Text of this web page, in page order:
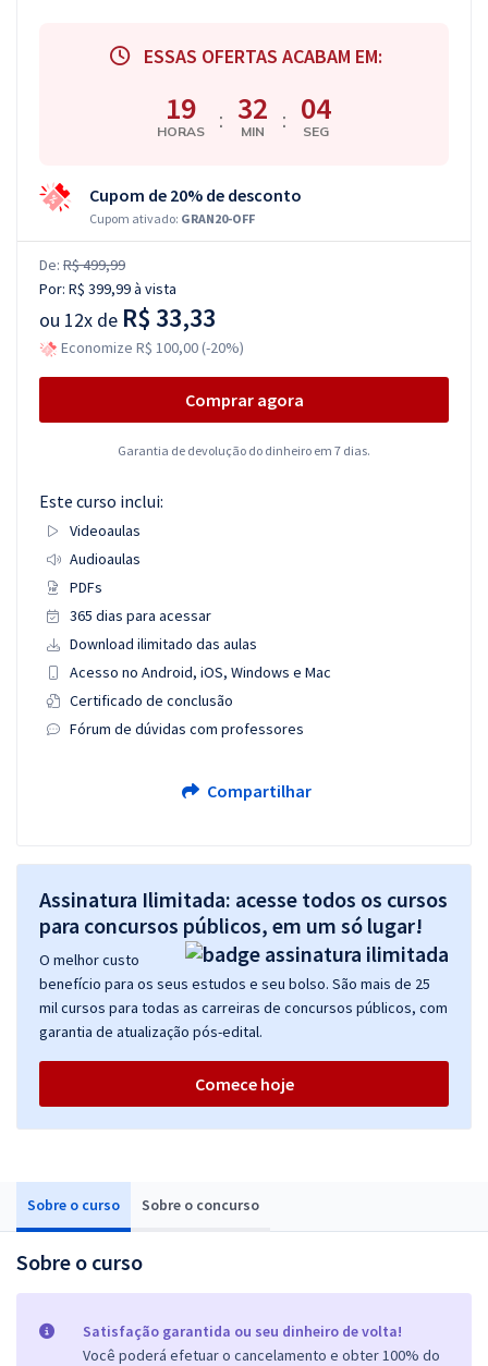
Sobre o curso Sobre o concurso
Sobre o curso
Satisfação garantida ou seu dinheiro de volta!
Você poderá efetuar o cancelamento e obter 100% do
ESSAS OFERTAS ACABAM EM:
19
HORAS : 32
MIN : 03
SEG
Cupom de 20% de desconto
Cupom ativado: GRAN20-OFF
De: R$ 499,99
Por: R$ 399,99à vista
ou 12x de R$ 33,33
Economize R$ 100,00 (-20%)
Comprar agora
Garantia de devolução do dinheiro em 7 dias.
Este curso inclui:
Videoaulas
Audioaulas
PDFs
365 dias para acessar
Download ilimitado das aulas
Acesso no Android, iOS, Windows e Mac
Certificado de conclusão
Fórum de dúvidas com professores
Compartilhar
Assinatura Ilimitada: acesse todos os cursos
para concursos públicos, em um só lugar!
O melhor custo
benefício para os seus estudos e seu bolso. São mais de 25
mil cursos para todas as carreiras de concursos públicos, com
garantia de atualização pós-edital.
Comece hoje